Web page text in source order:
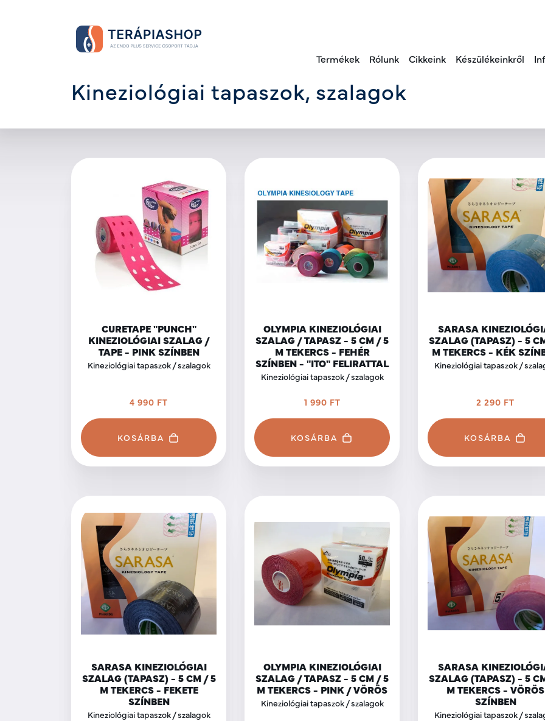
Termékek Rólunk Cikkeink Készülékeinkről
Kineziológiai tapaszok, szalagok
CURETAPE "PUNCH"
KINEZIOLÓGIAI SZALAG /
TAPE - PINK SZÍNBEN
Kineziológiai tapaszok / szalagok
4 990 FT
KOSÁRBA
OLYMPIA KINEZIOLÓGIAI
SZALAG / TAPASZ - 5 CM / 5
M TEKERCS - FEHÉR
SZÍNBEN - "ITO" FELIRATTAL
Kineziológiai tapaszok / szalagok
1 990 FT
KOSÁRBA
SARASA
SZALAG (TAPASZ) - 5
M TEKERCS - KÉK
Kineziológiai tapaszok /
2 290 FT
KOSÁRBA
SARASA KINEZIOLÓGIAI
SZALAG (TAPASZ) - 5 CM / 5
M TEKERCS - FEKETE
SZÍNBEN
Kineziológiai tapaszok / szalagok
OLYMPIA KINEZIOLÓGIAI
SZALAG / TAPASZ - 5 CM / 5
M TEKERCS - PINK / VÖRÖS
Kineziológiai tapaszok / szalagok
SARASA
SZALAG (TAPASZ) - 5
M TEKERCS - VÖRÖS
SZÍNBEN
Kineziológiai tapaszok /